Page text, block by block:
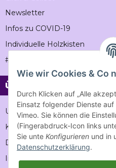
Newsletter
Infos zu COVID-19
Individuelle Holzkisten
#Vintageholzkiste
Über Vintage-holzkiste
Unternehmen
Karriere
Datenschutz
Impressum
Wie wir Cookies & Co
Durch Klicken auf „Alle
Einsatz folgender Dienste auf
Vimeo. Sie können die
(Fingerabdruck-Icon links
Sie unte Konfigurieren und in
Datenschutzerklärung.